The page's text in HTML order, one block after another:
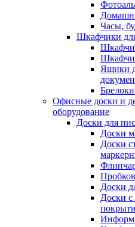
Часы,
Шкафчики
Ящики
Офисные доски и
оборудование
Доски для
Доски
Доски
Доски
Доски